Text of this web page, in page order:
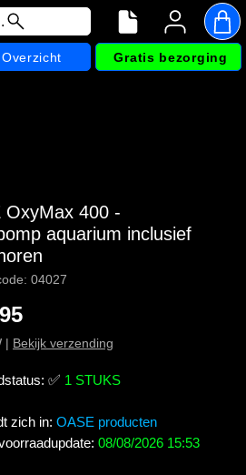
Overzicht Gratis bezorging
OxyMax 400 -
aquarium inclusief
04027
Prijs
| Bekijk verzending
✅ 1 STUKS
zich in: OASE producten
08/08/2026 15:53